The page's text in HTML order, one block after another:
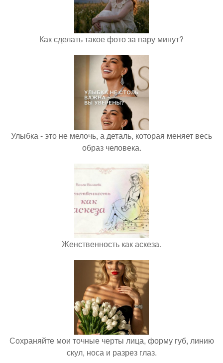
Как сделать такое фото за пару минут?
Улыбка - это не мелочь, а деталь, которая меняет весь
образ человека.
Женственность как аскеза.
Сохраняйте мои точные черты лица, форму губ, линию
скул, носа и разрез глаз.